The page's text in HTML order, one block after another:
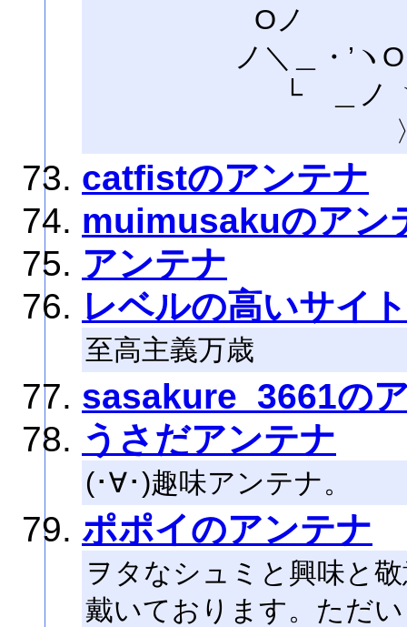
Oノ
ノ＼＿・’ヽO．
└ ＿ノ
catfistのアンテナ
muimusakuのアン
アンテナ
レベルの高いサイ
至高主義万歳
sasakure_3661の
うさだアンテナ
(･∀･)趣味アンテナ。
ポポイのアンテナ
ヲタなシュミと興味と
戴いております。ただ